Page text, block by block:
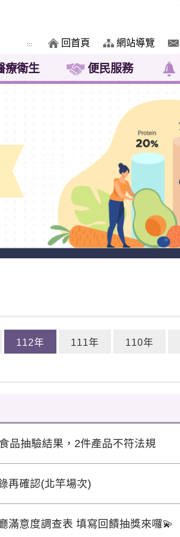
::: 回首頁 網站導覽
療衛生 便民服務
112年 111年 110年
品抽驗結果，2件產品不符法規
再確認(北竿場次)
滿意度調查表 填寫回饋抽獎來囉💫